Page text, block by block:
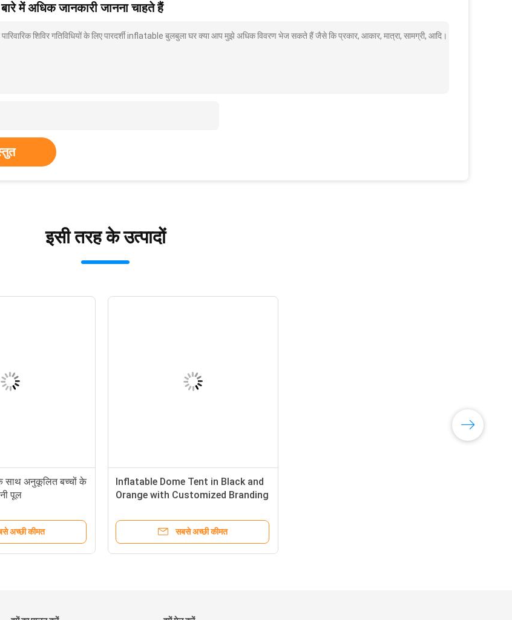
में अधिक जानकारी जानना चाहते हैं
शिविर गतिविधियों के लिए पारदर्शी inflatable बुलबुला घर क्या आप मुझे अधिक विवरण भेज सकते हैं जैसे कि प्रकार, आकार, मात्रा, सामग्री, आदि।
इसी तरह के उत्पादों
साथ अनुकूलित बच्चों के
पूल
अच्छी कीमत
Inflatable Dome Tent in Black and
Orange with Customized Branding
सबसे अच्छी कीमत